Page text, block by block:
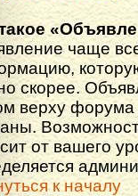
чаще
скорее.
верху форума
от вашего
к началу